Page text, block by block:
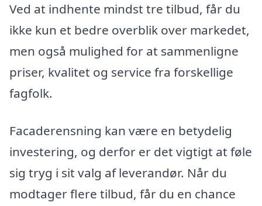
Ved at indhente mindst tre tilbud, får du
ikke kun et bedre overblik over markedet,
men også mulighed for at sammenligne
priser, kvalitet og service fra forskellige
fagfolk.
Facaderensning kan være en betydelig
investering, og derfor er det vigtigt at føle
sig tryg i sit valg af leverandør. Når du
modtager flere tilbud, får du en chance